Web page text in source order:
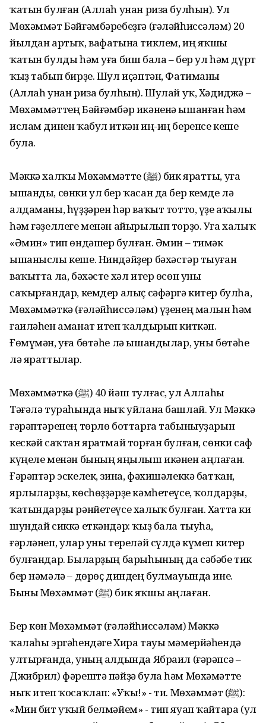
ҡатын булған (Аллаһ унан риза булһын). Ул
Мөхәммәт Бәйғәмбәребеҙгә (ғәләйһиссәләм) 20
йылдан артыҡ, вафатына тиклем, иң яҡшы
ҡатын булды һәм уға биш бала – бер ул һәм дүрт
ҡыҙ табып бирҙе. Шул иҫәптән, Фатиманы
(Аллаһ унан риза булһын). Шулай уҡ, Хәдиджә –
Мөхәммәттең Бәйғәмбәр икәненә ышанған һәм
ислам динен ҡабул иткән иң-иң беренсе кеше
була.
Мәккә халҡы Мөхәммәтте (ﷺ) бик яратты, уға
ышанды, сөнки ул бер ҡасан да бер кемде лә
алдаманы, һүҙҙәрен һәр ваҡыт тотто, үҙе аҡылы
һәм ғәҙеллеге менән айырылып торҙо. Уға халыҡ
«Әмин» тип өндәшер булған. Әмин – тимәк
ышаныслы кеше. Ниндәйҙер бәхәстәр тыуған
ваҡытта ла, бәхәсте хәл итер өсөн уны
саҡырғандар, кемдер алыҫ сәфәргә китер булһа,
Мөхәммәткә (ғәләйһиссәләм) үҙенең малын һәм
ғаиләһен аманат итеп ҡалдырып киткән.
Ғөмүмән, уға бөтәһе лә ышандылар, уны бөтәһе
лә яраттылар.
Мөхәммәткә (ﷺ) 40 йәш тулғас, ул Аллаһы
Тәғәлә тураһында ныҡ уйлана башлай. Ул Мәккә
ғәрәптәренең төрлө боттарға табыныуҙарын
кескәй саҡтан яратмай торған булған, сөнки саф
күңеле менән бының яңылыш икәнен аңлаған.
Ғәрәптәр эскелек, зина, фәхишәлеккә батҡан,
ярлыларҙы, көсһөҙҙәрҙе кәмһетеүсе, ҡолдарҙы,
ҡатындарҙы рәнйетеүсе халыҡ булған. Хатта ки
шундай сиккә еткәндәр: ҡыҙ бала тыуһа,
ғәрләнеп, улар уны тереләй сүлдә күмеп китер
булғандар. Быларҙың барыһының да сәбәбе тик
бер нәмәлә – дөрөҫ диндең булмауында ине.
Быны Мөхәммәт (ﷺ) бик яҡшы аңлаған.
Бер көн Мөхәммәт (ғәләйһиссәләм) Мәккә
ҡалаһы эргәһендәге Хира тауы мәмерйәһендә
ултырғанда, уның алдында Ябраил (ғәрәпсә –
Джибрил) фәрештә пәйҙә була һәм Мөхәмәтте
ныҡ итеп ҡосаҡлап: «Уҡы!» - ти. Мөхәммәт (ﷺ):
«Мин бит уҡый белмәйем» - тип яуап ҡайтара (ул